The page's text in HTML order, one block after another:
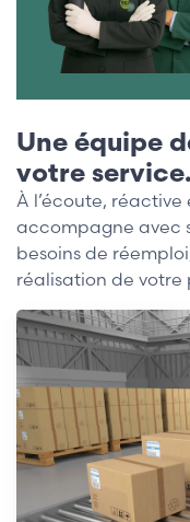
Une équipe
votre
À l’écoute,
accompagne avec
besoins de
réalisation de votre